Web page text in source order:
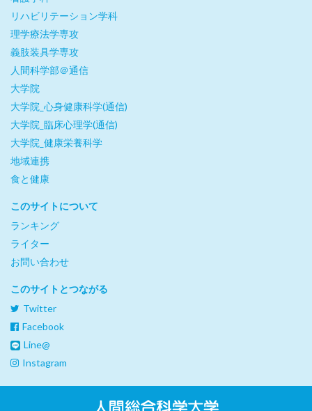
リハビリテーション学科
理学療法学専攻
義肢装具学専攻
人間科学部＠通信
大学院
大学院_心身健康科学(通信)
大学院_臨床心理学(通信)
大学院_健康栄養科学
地域連携
食と健康
このサイトについて
ランキング
ライター
お問い合わせ
このサイトとつながる
Twitter
Facebook
Line@
Instagram